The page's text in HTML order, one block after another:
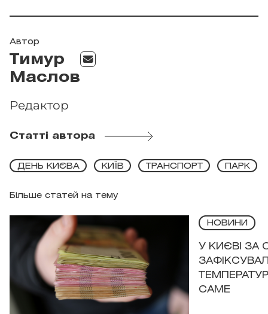
Автор
Тимур
Маслов
Редактор
Статті автора
Більше статей на тему
ДЕНЬ КИЄВА КИЇВ ТРАНСПОРТ ПАРК
НОВИНИ
У КИЄВІ ЗА
САМЕ